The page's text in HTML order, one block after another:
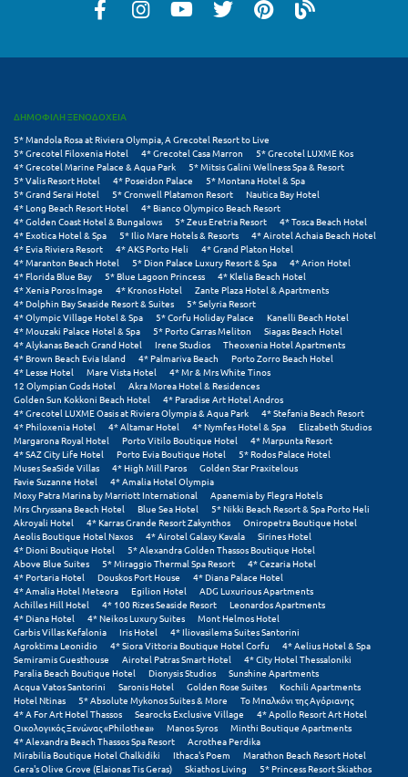
Ρίο
Ρόδος
Σ
Σαλαμίνα
Σαμοθράκη
Σάμος
Σαντορίνη
Σέριφος
Σέρρες
Σιθωνία
Σίκινος
Σίφνος
Σκαφιδιά Ηλείας
Σκιάθος
Σκόπελος
Σκύρος
Σούνιο
Σπάρτη
ΔΗΜΟΦΙΛΗ ΞΕΝΟΔΟΧΕΙΑ
5* Mandola Rosa at Riviera Olympia, A Grecotel Resort to Live
5* Grecotel Filoxenia Hotel
4* Grecotel Casa Marron
5* Grecotel LUXME Kos
4* Grecotel Marine Palace & Aqua Park
5* Mitsis Galini Wellness Spa & Resort
5* Valis Resort Hotel
4* Poseidon Palace
5* Montana Hotel & Spa
5* Grand Serai Hotel
5* Cronwell Platamon Resort
Nautica Bay Hotel
4* Long Beach Resort Hotel
4* Bianco Olympico Beach Resort
4* Golden Coast Hotel & Bungalows
5* Zeus Eretria Resort
4* Tosca Beach Hotel
4* Exotica Hotel & Spa
5* Ilio Mare Hotels & Resorts
4* Airotel Achaia Beach Hotel
4* Evia Riviera Resort
4* AKS Porto Heli
4* Grand Platon Hotel
4* Maranton Beach Hotel
5* Dion Palace Luxury Resort & Spa
4* Arion Hotel
4* Florida Blue Bay
5* Blue Lagoon Princess
4* Klelia Beach Hotel
4* Xenia Poros Image
4* Kronos Hotel
Zante Plaza Hotel & Apartments
4* Dolphin Bay Seaside Resort & Suites
5* Selyria Resort
4* Olympic Village Hotel & Spa
5* Corfu Holiday Palace
Kanelli Beach Hotel
4* Mouzaki Palace Hotel & Spa
5* Porto Carras Meliton
Siagas Beach Hotel
4* Alykanas Beach Grand Hotel
Irene Studios
Theoxenia Hotel Apartments
4* Brown Beach Evia Island
4* Palmariva Beach
Porto Zorro Beach Hotel
4* Lesse Hotel
Mare Vista Hotel
4* Mr & Mrs White Tinos
12 Olympian Gods Hotel
Akra Morea Hotel & Residences
Golden Sun Kokkoni Beach Hotel
4* Paradise Art Hotel Andros
4* Grecotel LUXME Oasis at Riviera Olympia & Aqua Park
4* Stefania Beach Resort
4* Philoxenia Hotel
4* Altamar Hotel 4* Nymfes Hotel & Spa
Elizabeth Studios
Margarona Royal Hotel
Porto Vitilo Boutique Hotel
4* Marpunta Resort
4* SAZ City Life Hotel
Porto Evia Boutique Hotel
5* Rodos Palace Hotel
Muses SeaSide Villas
4* High Mill Paros
Golden Star Praxitelous
Favie Suzanne Hotel
4* Amalia Hotel Olympia
Moxy Patra Marina by Marriott International
Apanemia by Flegra Hotels
Mrs Chryssana Beach Hotel
Blue Sea Hotel
5* Nikki Beach Resort & Spa Porto Heli
Akroyali Hotel
4* Karras Grande Resort Zakynthos
Oniropetra Boutique Hotel
Aeolis Boutique Hotel Naxos
4* Airotel Galaxy Kavala
Sirines Hotel
4* Dioni Boutique Hotel
5* Alexandra Golden Thassos Boutique Hotel
Above Blue Suites
5* Miraggio Thermal Spa Resort
4* Cezaria Hotel
4* Portaria Hotel
Douskos Port House
4* Diana Palace Hotel
4* Amalia Hotel Meteora
Egilion Hotel
ADG Luxurious Apartments
Achilles Hill Hotel
4* 100 Rizes Seaside Resort
Leonardos Apartments
4* Diana Hotel
4* Neikos Luxury Suites
Mont Helmos Hotel
Garbis Villas Kefalonia
Iris Hotel
4* Iliovasilema Suites Santorini
Agroktima Leonidio
4* Siora Vittoria Boutique Hotel Corfu
4* Aelius Hotel & Spa
Semiramis Guesthouse
Airotel Patras Smart Hotel
4* City Hotel Thessaloniki
Paralia Beach Boutique Hotel
Dionysis Studios
Sunshine Apartments
Acqua Vatos Santorini
Saronis Hotel Golden Rose Suites
Kochili Apartments
Hotel Ntinas
5* Absolute Mykonos Suites & More
Το Μπαλκόνι της Αγόριανης
4* A For Art Hotel Thassos
Searocks Exclusive Village
4* Apollo Resort Art Hotel
Οικολογικός Ξενώνας «Philothea»
Manos Syros
Minthi Boutique Apartments
4* Alexandra Beach Thassos Spa Resort
Acrothea Perdika
Mirabilia Boutique Hotel Chalkidiki
Ithaca's Poem
Marathon Beach Resort Hotel
Gera's Olive Grove (Elaionas Tis Geras)
Skiathos Living
5* Princess Resort Skiathos